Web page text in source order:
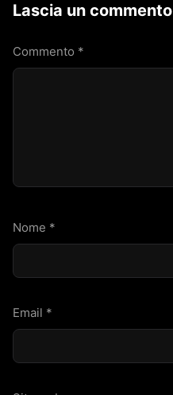
Lascia un commento
Commento *
Nome *
Email *